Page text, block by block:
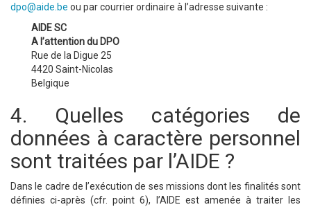
dpo@aide.be ou par courrier ordinaire à l’adresse suivante :
AIDE SC
A l’attention du DPO
Rue de la Digue 25
4420 Saint-Nicolas
Belgique
4. Quelles catégories de
données à caractère personnel
sont traitées par l’AIDE ?
Dans le cadre de l’exécution de ses missions dont les finalités sont
définies ci-après (cfr. point 6), l’AIDE est amenée à traiter les